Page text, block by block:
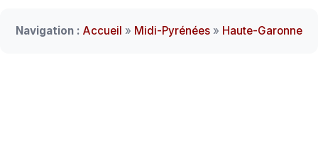
Navigation : Accueil » Midi-Pyrénées » Haute-Garonne